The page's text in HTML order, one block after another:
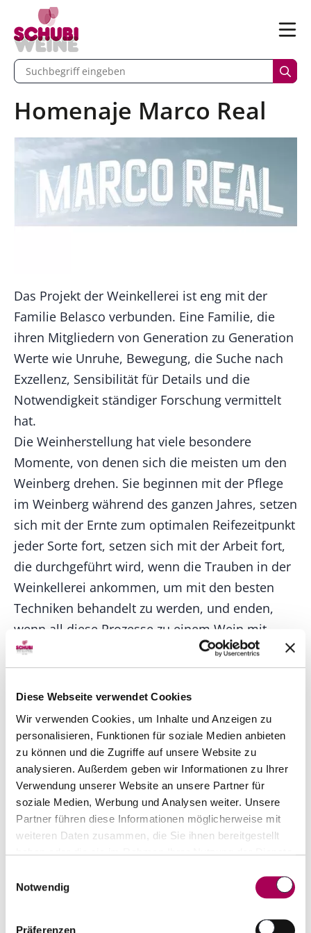
Diese Webseite verwendet Cookies
Wir verwenden Cookies, um Inhalte und Anzeigen zu
personalisieren, Funktionen für soziale Medien anbieten
zu können und die Zugriffe auf unsere Website zu
analysieren. Außerdem geben wir Informationen zu Ihrer
Verwendung unserer Website an unsere Partner für
soziale Medien, Werbung und Analysen weiter. Unsere
Partner führen diese Informationen möglicherweise mit
weiteren Daten zusammen, die Sie ihnen bereitgestellt
haben oder die sie im Rahmen Ihrer Nutzung der Dienste
Notwendig
Präferenzen
Menü
eingeben
Homenaje Marco Real
Das Projekt der Weinkellerei ist eng mit der
Familie Belasco verbunden. Eine Familie, die
ihren Mitgliedern von Generation zu Generation
Werte wie Unruhe, Bewegung, die Suche nach
Exzellenz, Sensibilität für Details und die
Notwendigkeit ständiger Forschung vermittelt
hat.
Die Weinherstellung hat viele besondere
Momente, von denen sich die meisten um den
Weinberg drehen. Sie beginnen mit der Pflege
im Weinberg während des ganzen Jahres, setzen
sich mit der Ernte zum optimalen Reifezeitpunkt
jeder Sorte fort, setzen sich mit der Arbeit fort,
die durchgeführt wird, wenn die Trauben in der
Weinkellerei ankommen, um mit den besten
Techniken behandelt zu werden, und enden,
wenn all diese Prozesse zu einem Wein mit
Persönlichkeit führen, der die Identität eines
Landes vermittelt. Diese Arbeit wurde von bis zu
8 Generationen in der Familie Belasco geleistet.
Unser Projekt in der Welt des Weins ist heute
eine Realität für unser Unternehmen. Seit
unseren Anfängen Ende der 80er Jahre sind wir
kontinuierlich gewachsen, haben uns für jeden
Jahrgang begeistert und ihn immer besser
gemacht. Wir haben es geschafft, uns in dieser
schwierigen Welt zu etablieren, und jetzt
wachsen wir weiter mit einem Ziel vor Augen:
der Maßstab für Innovation in der Welt des